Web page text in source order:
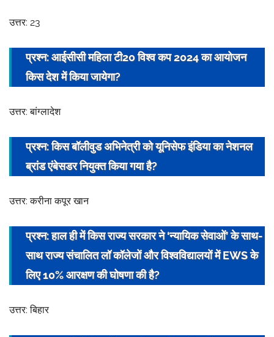
t
a
v
उत्तर: 23
प्रश्न: आईसीसी महिला टी20 विश्व कप 2024 काआयोजन
किस देश में किया जायेगा?
उत्तर: बांग्लादेश
प्रश्न: किस बॉलीवुड अभिनेत्री को यूनिसेफ इंडिया का नेशनल
ब्रांड एंबेसडरनियुक्त किया गया है?
उत्तर: करीना कपूर खान
प्रश्न: हाल ही में किसराज्य सरकारने ‘न्यायिक सेवाओं’ के साथ-
साथ राज्य संचालित लॉ कॉलेजों और विश्वविद्यालयों में EWS के
लिए 10% आरक्षण की घोषणा की है?
उत्तर: बिहार